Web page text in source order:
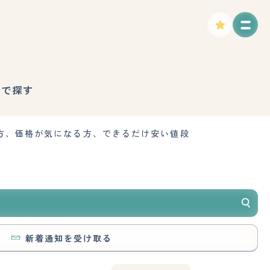
探す
価格が気になる方、できるだけ安い値段
新着通知を受け取る